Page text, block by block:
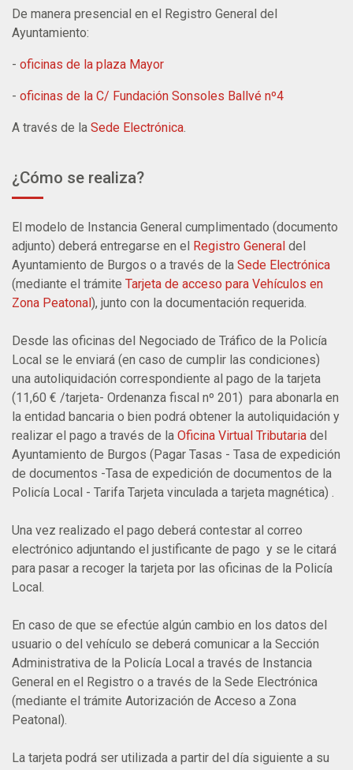
De manera presencial en el Registro General del
Ayuntamiento:
- oficinas de la plaza Mayor
- oficinas de la C/ Fundación Sonsoles Ballvé nº4
A través de la Sede Electrónica.
¿Cómo se realiza?
El modelo de Instancia General cumplimentado (documento
adjunto) deberá entregarse en el Registro General del
Ayuntamiento de Burgos o a través de la Sede Electrónica
(mediante el trámite Tarjeta de acceso para Vehículos en
Zona Peatonal), junto con la documentación requerida.
Desde las oficinas del Negociado de Tráfico de la Policía
Local se le enviará (en caso de cumplir las condiciones)
una autoliquidación correspondiente al pago de la tarjeta
(11,60 € /tarjeta- Ordenanza fiscal nº 201) para abonarla en
la entidad bancaria o bien podrá obtener la autoliquidación y
realizar el pago a través de la Oficina Virtual Tributaria del
Ayuntamiento de Burgos (Pagar Tasas - Tasa de expedición
de documentos -Tasa de expedición de documentos de la
Policía Local - Tarifa Tarjeta vinculada a tarjeta magnética) .
Una vez realizado el pago deberá contestar al correo
electrónico adjuntando el justificante de pago y se le citará
para pasar a recoger la tarjeta por las oficinas de la Policía
Local.
En caso de que se efectúe algún cambio en los datos del
usuario o del vehículo se deberá comunicar a la Sección
Administrativa de la Policía Local a través de Instancia
General en el Registro o a través de la Sede Electrónica
(mediante el trámite Autorización de Acceso a Zona
Peatonal).
La tarjeta podrá ser utilizada a partir del día siguiente a su